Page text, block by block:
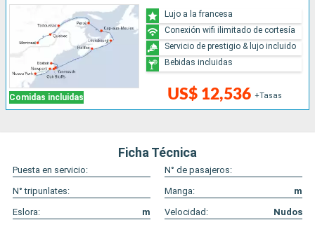
Comidas incluidas US$ 12,536 +Tasas
Lujo a la francesa
Conexión wifi ilimitado de cortesía
Servicio de prestigio & lujo incluido
Bebidas incluidas
Ficha Técnica
Puesta en servicio:
N° de pasajeros:
N° tripunlates:
Manga:
m
Eslora:
m Velocidad: Nudos